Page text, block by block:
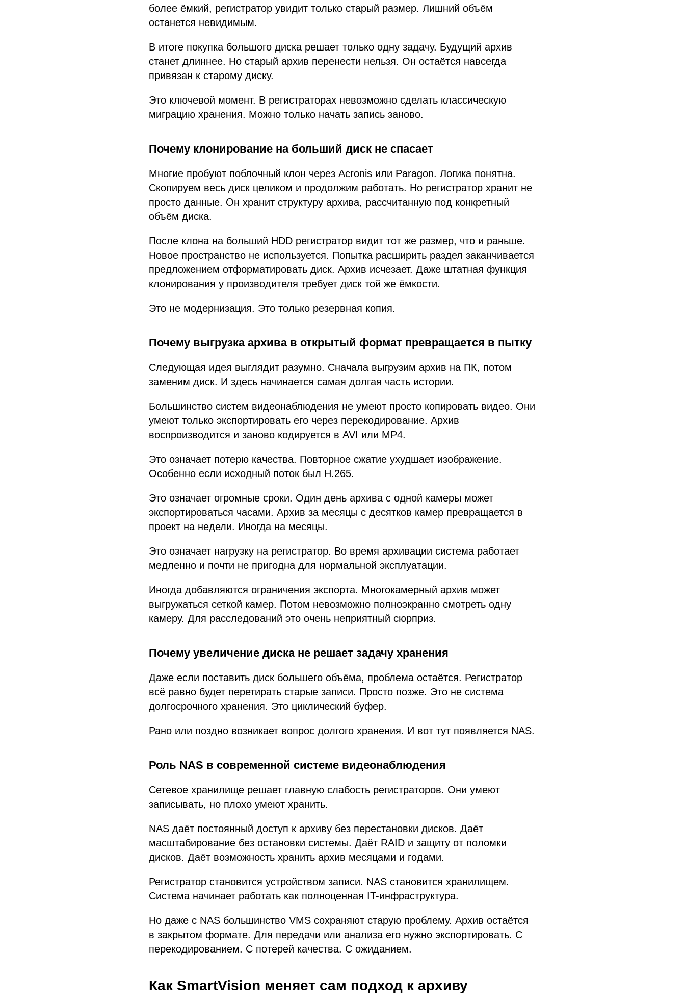
более ёмкий, регистратор увидит только старый размер. Лишний объём
останется невидимым.
В итоге покупка большого диска решает только одну задачу. Будущий архив
станет длиннее. Но старый архив перенести нельзя. Он остаётся навсегда
привязан к старому диску.
Это ключевой момент. В регистраторах невозможно сделать классическую
миграцию хранения. Можно только начать запись заново.
Почему клонирование на больший диск не спасает
Многие пробуют поблочный клон через Acronis или Paragon. Логика понятна.
Скопируем весь диск целиком и продолжим работать. Но регистратор хранит не
просто данные. Он хранит структуру архива, рассчитанную под конкретный
объём диска.
После клона на больший HDD регистратор видит тот же размер, что и раньше.
Новое пространство не используется. Попытка расширить раздел заканчивается
предложением отформатировать диск. Архив исчезает. Даже штатная функция
клонирования у производителя требует диск той же ёмкости.
Это не модернизация. Это только резервная копия.
Почему выгрузка архива в открытый формат превращается в пытку
Следующая идея выглядит разумно. Сначала выгрузим архив на ПК, потом
заменим диск. И здесь начинается самая долгая часть истории.
Большинство систем видеонаблюдения не умеют просто копировать видео. Они
умеют только экспортировать его через перекодирование. Архив
воспроизводится и заново кодируется в AVI или MP4.
Это означает потерю качества. Повторное сжатие ухудшает изображение.
Особенно если исходный поток был H.265.
Это означает огромные сроки. Один день архива с одной камеры может
экспортироваться часами. Архив за месяцы с десятков камер превращается в
проект на недели. Иногда на месяцы.
Это означает нагрузку на регистратор. Во время архивации система работает
медленно и почти не пригодна для нормальной эксплуатации.
Иногда добавляются ограничения экспорта. Многокамерный архив может
выгружаться сеткой камер. Потом невозможно полноэкранно смотреть одну
камеру. Для расследований это очень неприятный сюрприз.
Почему увеличение диска не решает задачу хранения
Даже если поставить диск большего объёма, проблема остаётся. Регистратор
всё равно будет перетирать старые записи. Просто позже. Это не система
долгосрочного хранения. Это циклический буфер.
Рано или поздно возникает вопрос долгого хранения. И вот тут появляется NAS.
Роль NAS в современной системе видеонаблюдения
Сетевое хранилище решает главную слабость регистраторов. Они умеют
записывать, но плохо умеют хранить.
NAS даёт постоянный доступ к архиву без перестановки дисков. Даёт
масштабирование без остановки системы. Даёт RAID и защиту от поломки
дисков. Даёт возможность хранить архив месяцами и годами.
Регистратор становится устройством записи. NAS становится хранилищем.
Система начинает работать как полноценная IT-инфраструктура.
Но даже с NAS большинство VMS сохраняют старую проблему. Архив остаётся
в закрытом формате. Для передачи или анализа его нужно экспортировать. С
перекодированием. С потерей качества. С ожиданием.
Как SmartVision меняет сам подход к архиву